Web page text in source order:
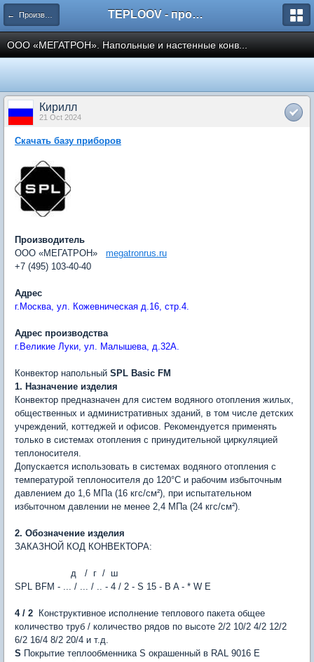
← Производители и поставщики «Арматуры, Оборудования и др.изделий» TEPLOOV - программный комплекс для расчёта систем отопления и вентиляции
ООО «МЕГАТРОН». Напольные и настенные конв...
Кирилл
21 Oct 2024
Скачать базу приборов
Производитель
ООО «МЕГАТРОН» megatronrus.ru
+7 (495) 103-40-40
Адрес
г.Москва, ул. Кожевническая д.16, стр.4.
Адрес производства
г.Великие Луки, ул. Малышева, д.32А.
Конвектор напольный SPL Basic FM
1. Назначение изделия
Конвектор предназначен для систем водяного отопления жилых,
общественных и административных зданий, в том числе детских
учреждений, коттеджей и офисов. Рекомендуется применять
только в системах отопления с принудительной циркуляцией
теплоносителя.
Допускается использовать в системах водяного отопления с
температурой теплоносителя до 120°С и рабочим избыточным
давлением до 1,6 МПа (16 кгс/см²), при испытательном
избыточном давлении не менее 2,4 МПа (24 кгс/см²).
2. Обозначение изделия
ЗАКАЗНОЙ КОД КОНВЕКТОРА:
д / г / ш
SPL BFM - ... / ... / .. - 4 / 2 - S 15 - B A - * W E
4 / 2 Конструктивное исполнение теплового пакета общее
количество труб / количество рядов по высоте 2/2 10/2 4/2 12/2
6/2 16/4 8/2 20/4 и т.д.
S Покрытие теплообменника S окрашенный в RAL 9016 E